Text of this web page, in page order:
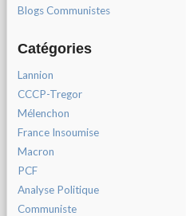
Blogs Communistes
Catégories
Lannion
CCCP-Tregor
Mélenchon
France Insoumise
Macron
PCF
Analyse Politique
Communiste